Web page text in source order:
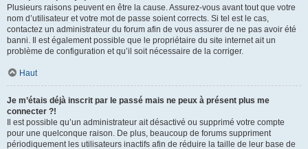
Plusieurs raisons peuvent en être la cause. Assurez-vous avant tout que votre
nom d’utilisateur et votre mot de passe soient corrects. Si tel est le cas,
contactez un administrateur du forum afin de vous assurer de ne pas avoir été
banni. Il est également possible que le propriétaire du site internet ait un
problème de configuration et qu’il soit nécessaire de la corriger.
Haut
Je m’étais déjà inscrit par le passé mais ne peux à présent plus me
connecter ?!
Il est possible qu’un administrateur ait désactivé ou supprimé votre compte
pour une quelconque raison. De plus, beaucoup de forums suppriment
périodiquement les utilisateurs inactifs afin de réduire la taille de leur base de